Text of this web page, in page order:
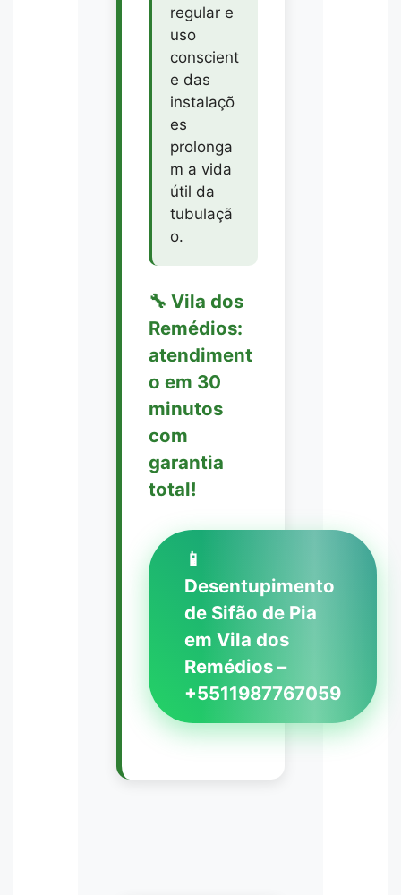
regular e
uso
conscient
e das
instalaçõ
es
prolonga
m a vida
útil da
tubulaçã
o.
🔧 Vila dos
Remédios:
atendiment
o em 30
minutos
com
garantia
total!
📱
Desentupimento
de Sifão de Pia
em Vila dos
Remédios –
+5511987767059